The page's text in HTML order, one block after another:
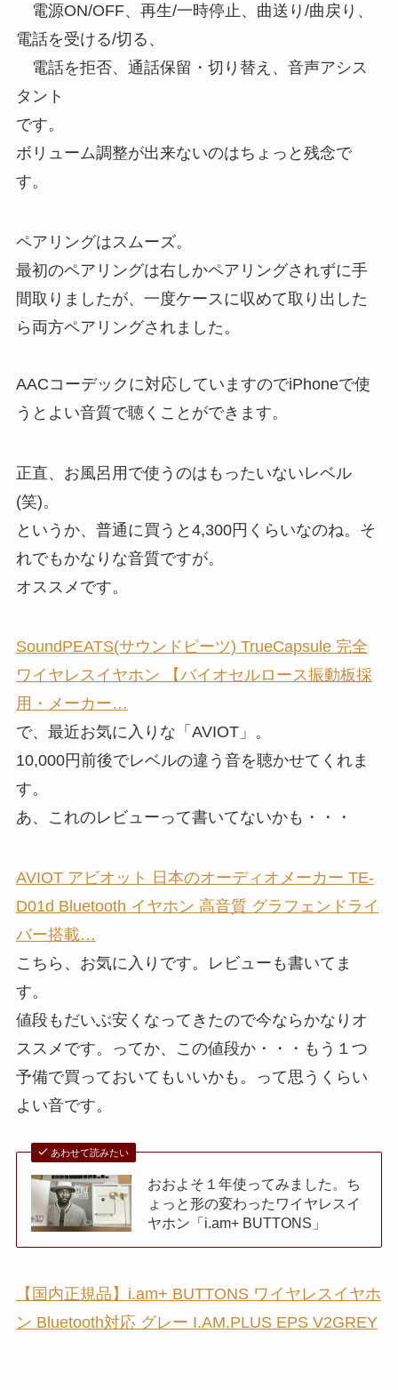
電源ON/OFF、再生/一時停止、曲送り/曲戻り、
電話を受ける/切る、
電話を拒否、通話保留・切り替え、音声アシス
タント
です。
ボリューム調整が出来ないのはちょっと残念で
す。
ペアリングはスムーズ。
最初のペアリングは右しかペアリングされずに手
間取りましたが、一度ケースに収めて取り出した
ら両方ペアリングされました。
AACコーデックに対応していますのでiPhoneで使
うとよい音質で聴くことができます。
正直、お風呂用で使うのはもったいないレベル
(笑)。
というか、普通に買うと4,300円くらいなのね。そ
れでもかなりな音質ですが。
オススメです。
SoundPEATS(サウンドピーツ) TrueCapsule 完全
ワイヤレスイヤホン 【バイオセルロース振動板採
用・メーカー…
で、最近お気に入りな「AVIOT」。
10,000円前後でレベルの違う音を聴かせてくれま
す。
あ、これのレビューって書いてないかも・・・
AVIOT アビオット 日本のオーディオメーカー TE-
D01d Bluetooth イヤホン 高音質 グラフェンドライ
バー搭載…
こちら、お気に入りです。レビューも書いてま
す。
値段もだいぶ安くなってきたので今ならかなりオ
ススメです。ってか、この値段か・・・もう１つ
予備で買っておいてもいいかも。って思うくらい
よい音です。
あわせて読みたい
おおよそ１年使ってみました。ち
ょっと形の変わったワイヤレスイ
ヤホン「i.am+ BUTTONS」
【国内正規品】i.am+ BUTTONS ワイヤレスイヤホ
ン Bluetooth対応 グレー I.AM.PLUS EPS V2GREY